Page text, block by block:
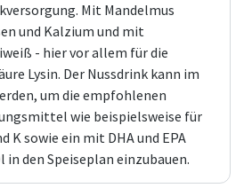
Mit Mandelmus
und Kalzium und mit
- hier vor allem für die
Lysin. Der Nussdrink kann im
um die empfohlenen
wie beispielsweise für
K sowie ein mit DHA und EPA
den Speiseplan einzubauen.